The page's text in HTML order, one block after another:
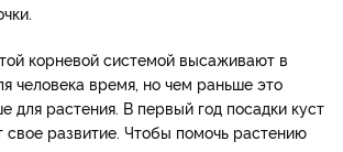
корневой системой высаживают в
человека время, но чем раньше это
для растения. В первый год посадки куст
свое развитие. Чтобы помочь растению